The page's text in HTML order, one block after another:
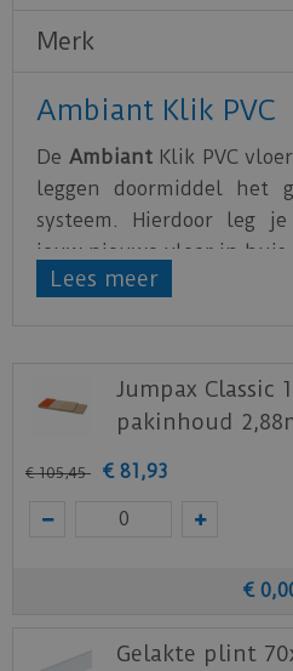
Merk
Ambiant Klik PVC
De Ambiant Klik PVC
leggen doormiddel het
systeem. Hierdoor leg
jouw nieuwe vloer in huis.
De PVC vloeren van
Alle Ambiant vloeren
geïntegreerde ondervloer
overbruggen.
Download
de leg- en
de
Ambiant PVC vloeren.
Lees meer
Jumpax Classic
pakinhoud
€ 105,45 € 81,93
€ 0,
Gelakte plint